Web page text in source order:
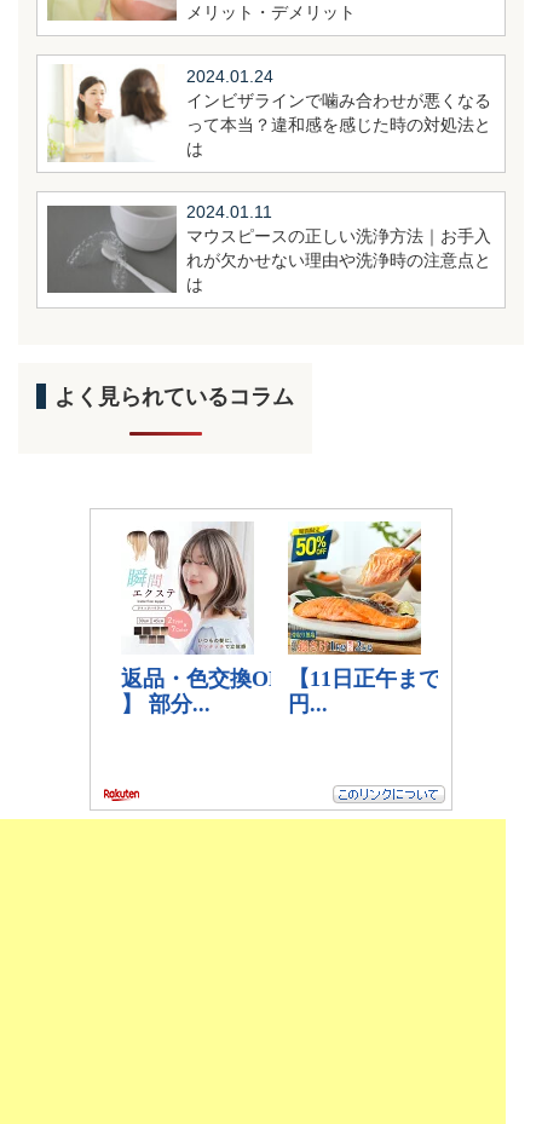
メリット・デメリット
2024.01.24
インビザラインで噛み合わせが悪くなる
って本当？違和感を感じた時の対処法と
は
2024.01.11
マウスピースの正しい洗浄方法｜お手入
れが欠かせない理由や洗浄時の注意点と
は
よく見られているコラム